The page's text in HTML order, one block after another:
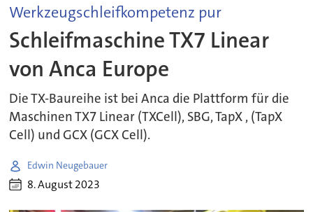
Werkzeugschleifkompetenz pur
Schleifmaschine TX7 Linear
von Anca Europe
Die TX-Baureihe ist bei Anca die Plattform für die
Maschinen TX7 Linear (TXCell), SBG, TapX , (TapX
Cell) und GCX (GCX Cell).
Edwin Neugebauer
8. August 2023